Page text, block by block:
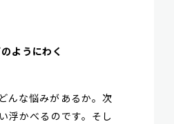
ようにわく
んな悩みがあるか。次
浮かべるのです。そし